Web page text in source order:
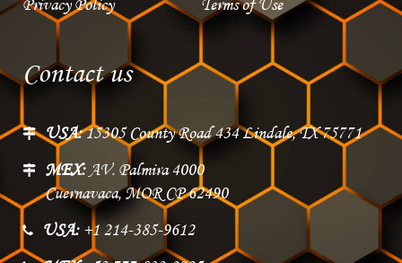
Privacy Policy
Terms of Use
Contact us
USA:15305 County Road 434 Lindale, TX 75771
MEX:AV. Palmira 4000
Cuernavaca, MOR CP 62490
USA:+1 214-385-9612